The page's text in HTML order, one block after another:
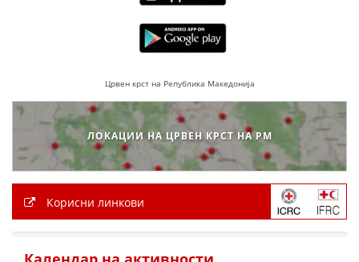
БРОШУРИ
ПОСТЕРИ
Црвен крст на Република Македонија
ЛОКАЦИИ НА ЦРВЕН КРСТ НА РМ
Корисни линкови